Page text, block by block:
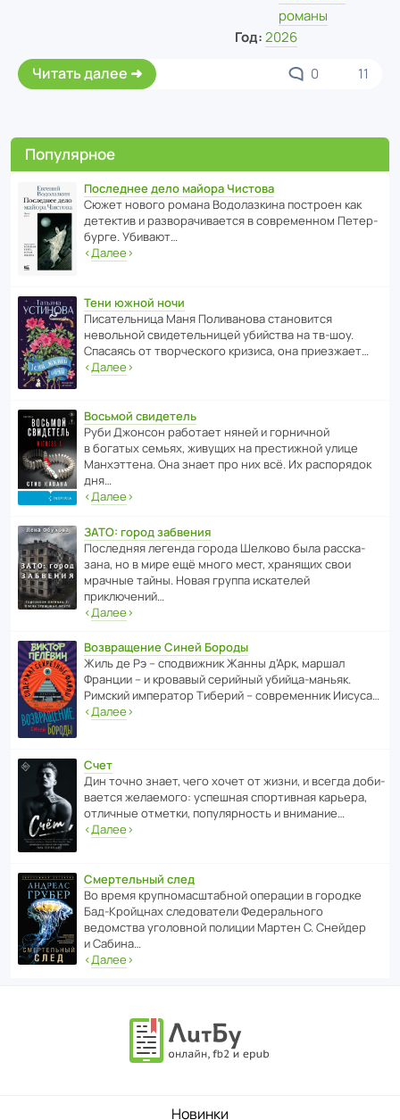
романы
Год: 2026
Читать далее 0 11
Популярное
Последнее дело майора Чистова
Сюжет нового романа Водо­ла­з­кина пост­роен как
дете­ктив и разво­ра­чи­ва­ется в совре­менном Пете­р­
бурге. Убивают…
‹Далее›
Тени южной ночи
Писа­тель­ница Маня Поли­ва­нова стано­вится
невольной свиде­тель­ницей убийства на тв-шоу.
Спасаясь от твор­че­с­кого кризиса, она приезжает…
‹Далее›
Восьмой свидетель
Руби Джонсон рабо­тает няней и горни­чной
в богатых семьях, живущих на прес­ти­жной улице
Манх­эт­тена. Она знает про них всё. Их распо­рядок
дня…
‹Далее›
ЗАТО: город забвения
После­дняя легенда города Шелково была расска­
зана, но в мире ещё много мест, хранящих свои
мрачные тайны. Новая группа иска­телей
приключений…
‹Далее›
Возвращение Синей Бороды
Жиль де Рэ – спод­ви­жник Жанны д’Арк, маршал
Франции – и кровавый серийный убийца-маньяк.
Римский импе­ратор Тиберий – совре­менник Иисуса…
‹Далее›
Счет
Дин точно знает, чего хочет от жизни, и всегда доби­
ва­ется жела­е­мого: успе­шная спор­ти­вная карьера,
отли­чные отметки, попу­ля­р­ность и внимание…
‹Далее›
Смертельный след
Во время круп­но­мас­ш­та­бной операции в городке
Бад‑Крой­цнах следо­ва­тели Феде­раль­ного
ведомства уголо­вной полиции Мартен С. Снейдер
и Сабина…
‹Далее›
Новинки